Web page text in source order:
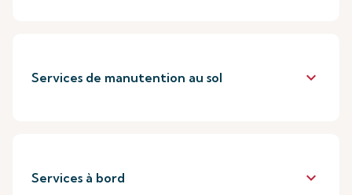
Services de manutention au sol keyboard_arrow_down
Services à bord keyboard_arrow_down